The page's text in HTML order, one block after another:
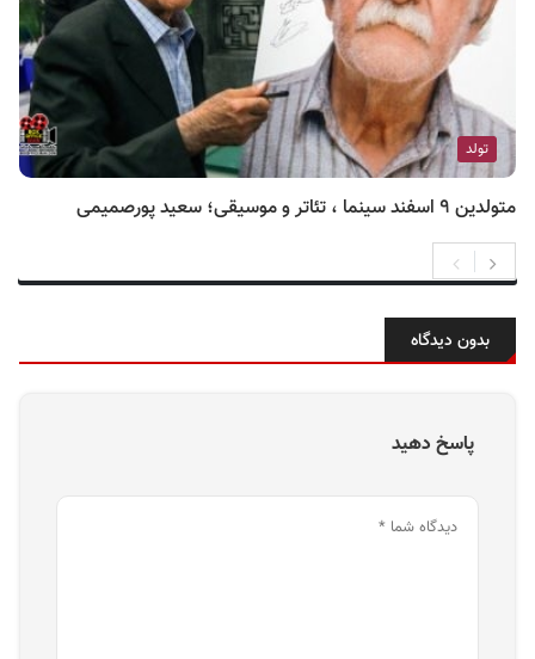
تولد
متولدین ۹ اسفند سینما ، تئاتر و موسیقی؛ سعید پورصمیمی
بدون دیدگاه
پاسخ دهید